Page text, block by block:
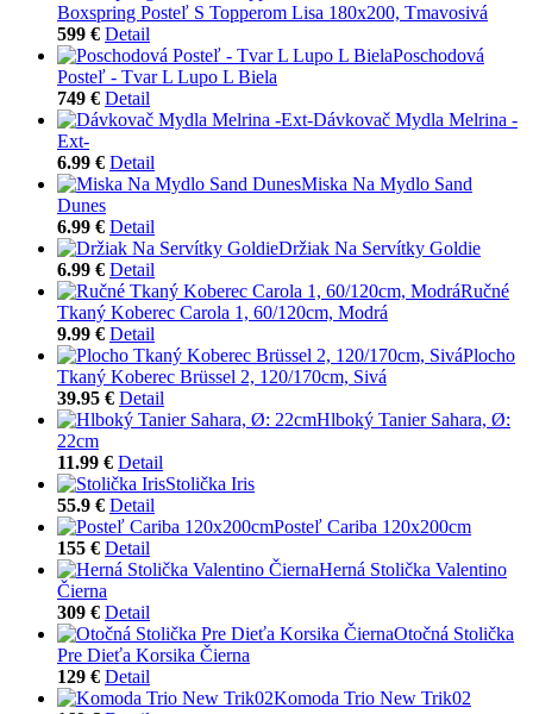
Boxspring Posteľ S Topperom Lisa 180x200, Tmavosivá
599 € Detail
Poschodová
Posteľ - Tvar L Lupo L Biela
749 € Detail
Dávkovač Mydla Melrina -
Ext-
6.99 € Detail
Miska Na Mydlo Sand
Dunes
6.99 € Detail
Držiak Na Servítky Goldie
6.99 € Detail
Ručné
Tkaný Koberec Carola 1, 60/120cm, Modrá
9.99 € Detail
Plocho
Tkaný Koberec Brüssel 2, 120/170cm, Sivá
39.95 € Detail
Hlboký Tanier Sahara, Ø:
22cm
11.99 € Detail
Stolička Iris
55.9 € Detail
Posteľ Cariba 120x200cm
155 € Detail
Herná Stolička Valentino
Čierna
309 € Detail
Otočná Stolička
Pre Dieťa Korsika Čierna
129 € Detail
Komoda Trio New Trik02